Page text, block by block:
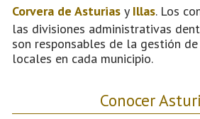
Corvera de Asturias y Illas. Los
las divisiones administrativas
son responsables de la gestión
locales en cada municipio.
Conocer